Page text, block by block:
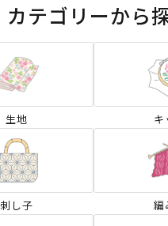
カテゴリーから
生地 キ
刺し子 編